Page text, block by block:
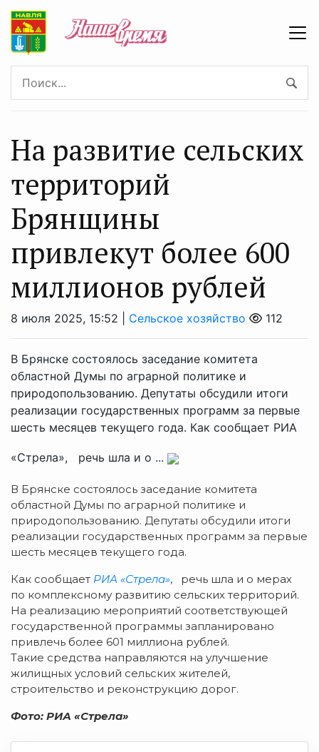
На развитие сельских
территорий
Брянщины
привлекут более 600
миллионов рублей
8 июля 2025, 15:52 | Сельское хозяйство 112
В Брянске состоялось заседание комитета
областной Думы по аграрной политике и
природопользованию. Депутаты обсудили итоги
реализации государственных программ за первые
шесть месяцев текущего года. Как сообщает РИА
«Стрела», речь шла и о ...
В Брянске состоялось заседание комитета
областной Думы по аграрной политике и
природопользованию. Депутаты обсудили итоги
реализации государственных программ за первые
шесть месяцев текущего года.
Как сообщает РИА «Стрела», речь шла и о мерах
по комплексному развитию сельских территорий.
На реализацию мероприятий соответствующей
государственной программы запланировано
привлечь более 601 миллиона рублей.
Такие средства направляются на улучшение
жилищных условий сельских жителей,
строительство и реконструкцию дорог.
Фото: РИА «Стрела»